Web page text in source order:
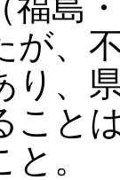
が、
り、
こと
と。